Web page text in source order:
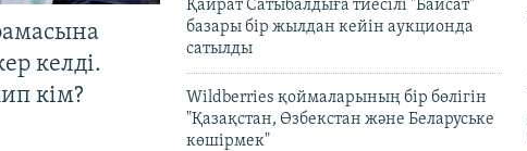
келді.
кім?
Қайрат Сатыбалдыға тиесілі "Байсат"
базары бір жылдан кейін аукционда
сатылды
Wildberries қоймаларының бір бөлігін
"Қазақстан, Өзбекстан және Беларуське
көшірмек"